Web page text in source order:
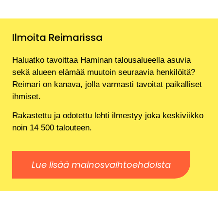
Ilmoita Reimarissa
Haluatko tavoittaa Haminan talousalueella asuvia
sekä alueen elämää muutoin seuraavia henkilöitä?
Reimari on kanava, jolla varmasti tavoitat paikalliset
ihmiset.
Rakastettu ja odotettu lehti ilmestyy joka keskiviikko
noin 14 500 talouteen.
Lue lisää mainosvaihtoehdoista